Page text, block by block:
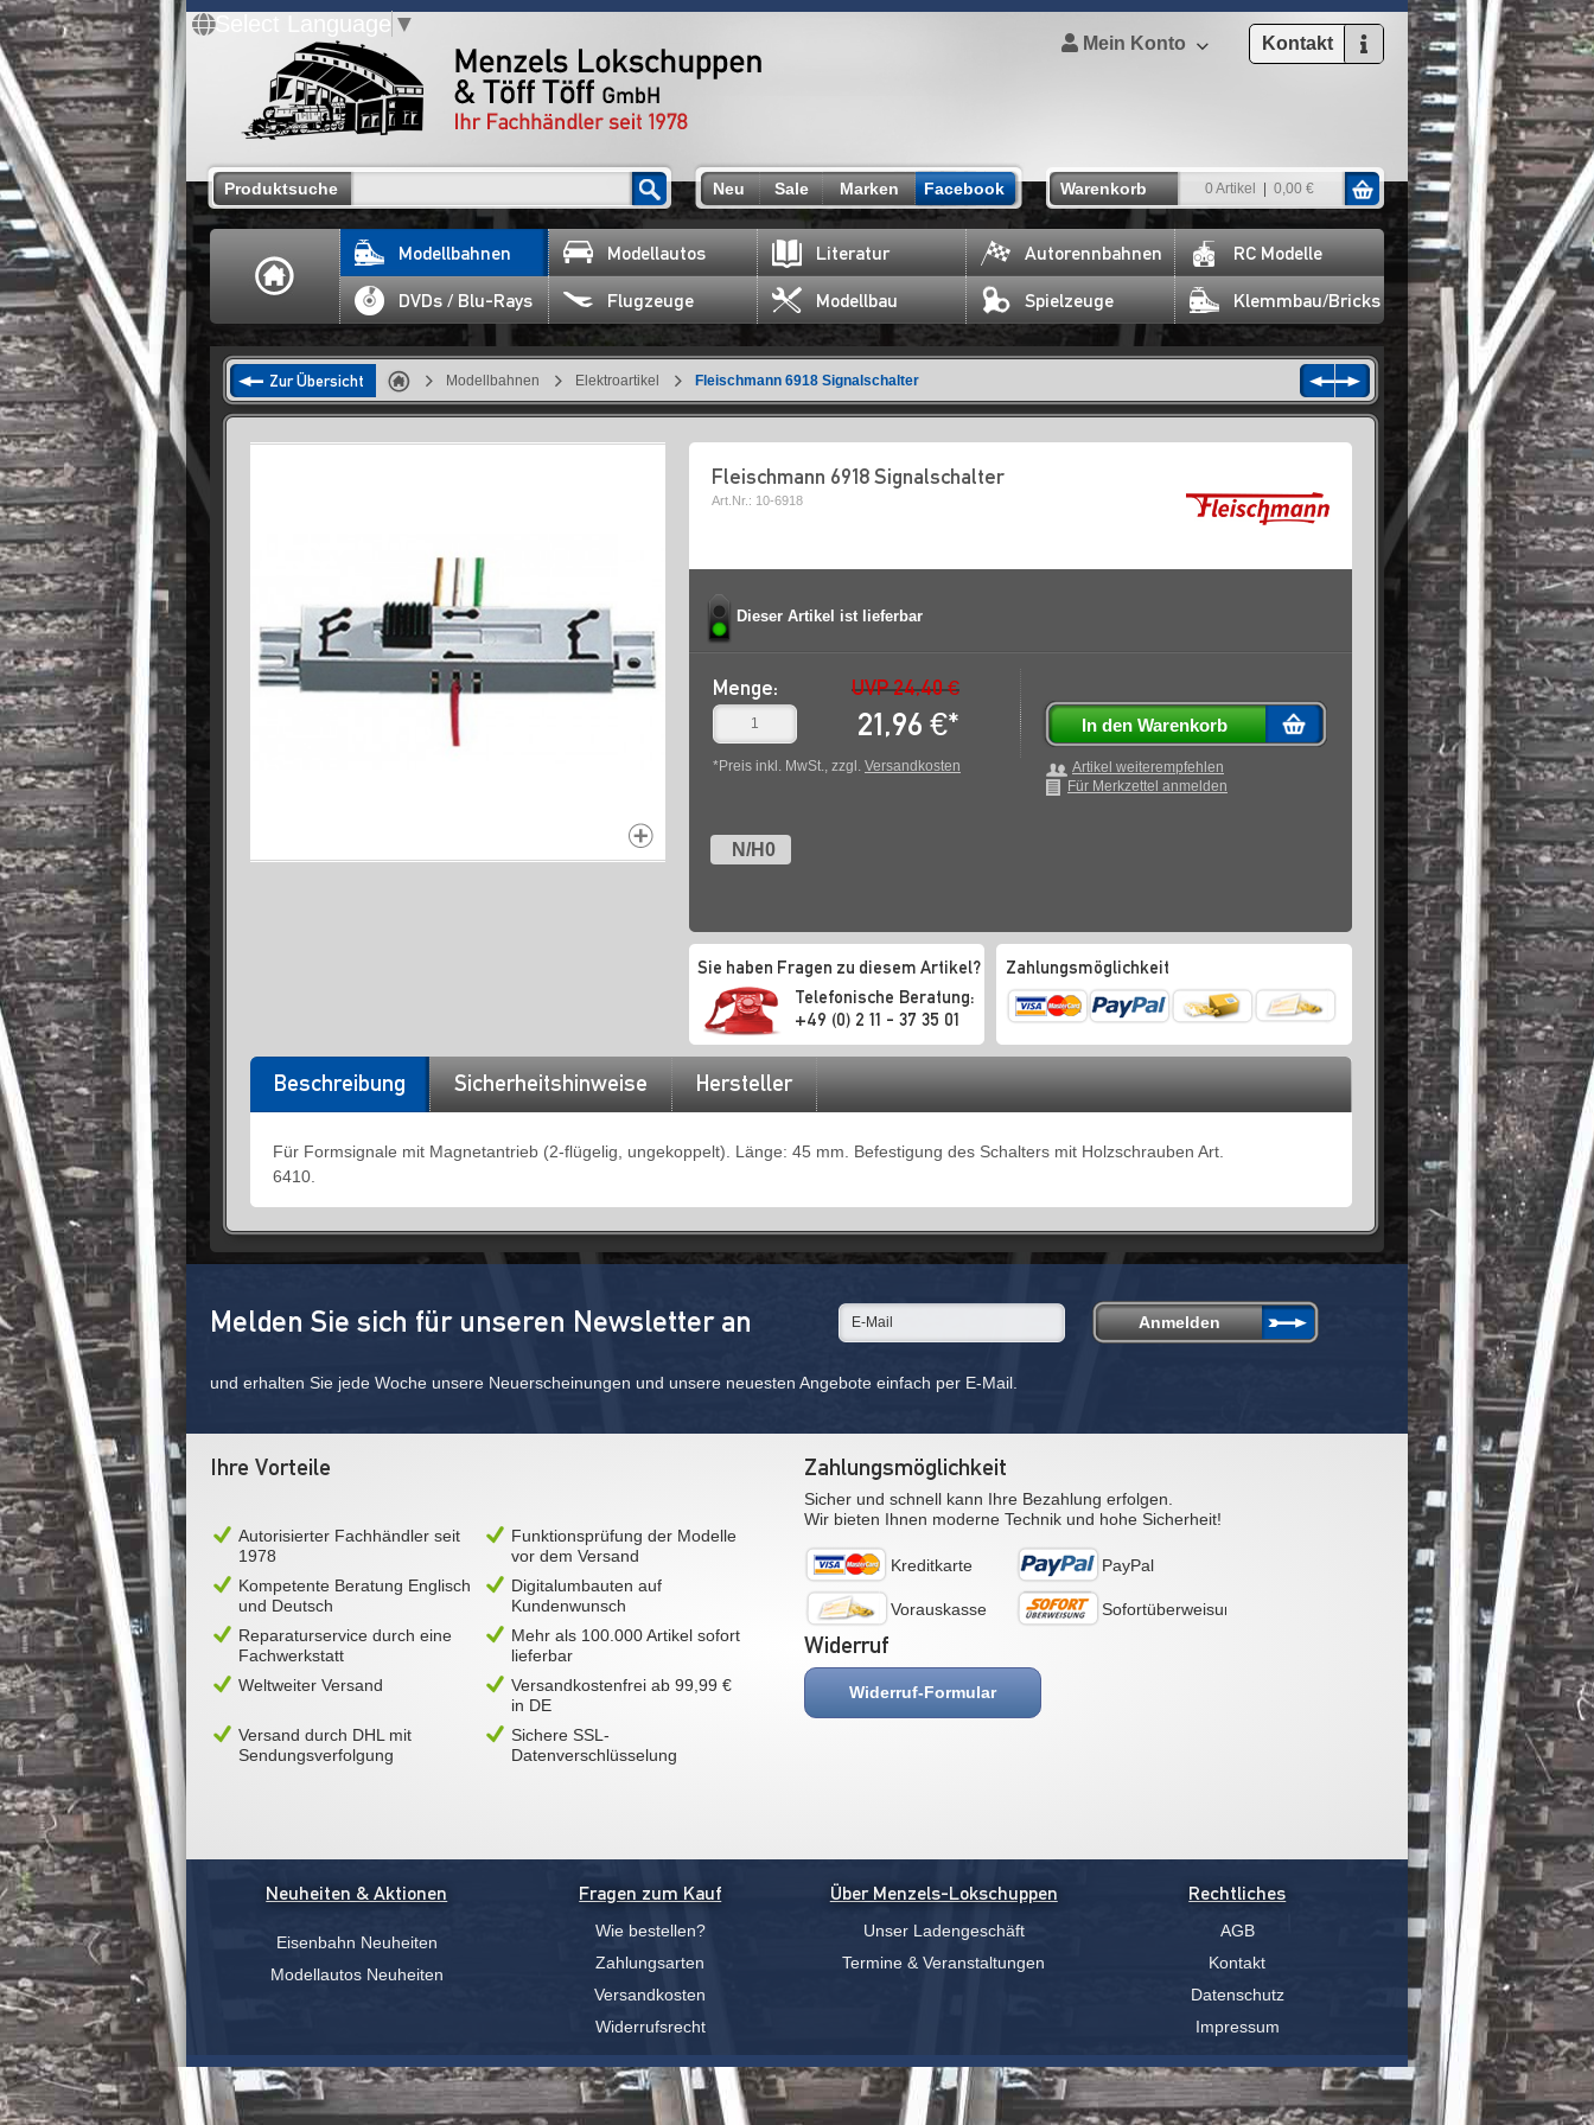
Select Language ▼
Mein Konto Kontakt
Produktsuche Neu Sale Marken Facebook Warenkorb 0 Artikel 0,00 €
Modellbahnen Modellautos Literatur Autorennbahnen RC Modelle
DVDs / Blu-Rays Flugzeuge Modellbau Spielzeuge Klemmbau/Bricks
Zur Übersicht Modellbahnen Elektroartikel Fleischmann 6918 Signalschalter
Fleischmann 6918 Signalschalter
Art.Nr.: 10-6918
Dieser Artikel ist lieferbar
Menge: UVP 24,40 €
21,96 €*
*Preis inkl. MwSt., zzgl. Versandkosten
In den Warenkorb
Artikel weiterempfehlen
Für Merkzettel anmelden
N/H0
Sie haben Fragen zu diesem Artikel?
Telefonische Beratung:
+49 (0) 2 11 - 37 35 01
Zahlungsmöglichkeit
Beschreibung Sicherheitshinweise Hersteller
Für Formsignale mit Magnetantrieb (2-flügelig, ungekoppelt). Länge: 45 mm. Befestigung des Schalters mit Holzschrauben Art.
6410.
Melden Sie sich für unseren Newsletter an
und erhalten Sie jede Woche unsere Neuerscheinungen und unsere neuesten Angebote einfach per E-Mail.
Ihre Vorteile
Autorisierter Fachhändler seit
1978
Funktionsprüfung der Modelle
vor dem Versand
Kompetente Beratung Englisch
und Deutsch
Digitalumbauten auf
Kundenwunsch
Reparaturservice durch eine
Fachwerkstatt
Mehr als 100.000 Artikel sofort
lieferbar
Weltweiter Versand
Versandkostenfrei ab 99,99 €
in DE
Versand durch DHL mit
Sendungsverfolgung
Sichere SSL-
Datenverschlüsselung
Zahlungsmöglichkeit
Sicher und schnell kann Ihre Bezahlung erfolgen.
Wir bieten Ihnen moderne Technik und hohe Sicherheit!
Kreditkarte PayPal
Vorauskasse Sofortüberweisung
Widerruf
Widerruf-Formular
Neuheiten & Aktionen
Eisenbahn Neuheiten
Modellautos Neuheiten
Fragen zum Kauf
Wie bestellen?
Zahlungsarten
Versandkosten
Widerrufsrecht
Über Menzels-Lokschuppen
Unser Ladengeschäft
Termine & Veranstaltungen
Rechtliches
AGB
Kontakt
Datenschutz
Impressum